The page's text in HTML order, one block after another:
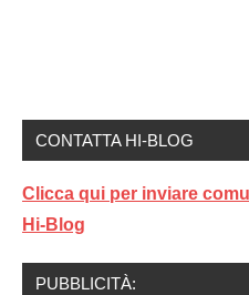
CONTATTA HI-BLOG
Clicca qui per inviare
Hi-Blog
PUBBLICITÀ: